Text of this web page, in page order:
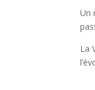
Un
La